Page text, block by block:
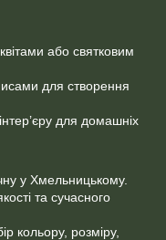
або святковим
для створення
для домашніх
у Хмельницькому.
та сучасного
кольору, розміру,